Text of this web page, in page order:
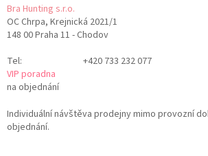
Bra Hunting s.r.o.
OC Chrpa, Krejnická 2021/1
148 00 Praha 11 - Chodov
Tel:
+420 733 232 077
VIP poradna
na objednání
Individuální návštěva prodejny mimo provozní
objednání.